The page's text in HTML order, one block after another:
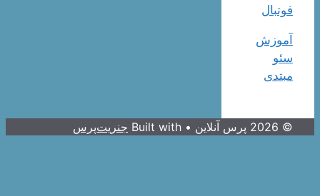
فوتبال
آموزش
سئو
مبتدی
© 2026 پرس آنلاین • Built with جنریت‌پرس